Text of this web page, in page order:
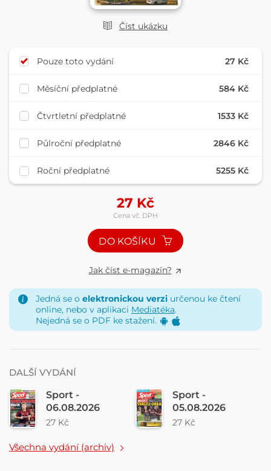
Číst ukázku
Pouze toto vydání 27 Kč
Měsíční předplatné 584 Kč
Čtvrtletní předplatné 1533 Kč
Půlroční předplatné 2846 Kč
Roční předplatné 5255 Kč
27 Kč
Cena vč. DPH
DO KOŠÍKU
Jak číst e-magazín?
Jedná se o elektronickou verzi určenou ke čtení
online, nebo v aplikaci Mediatéka.
Nejedná se o PDF ke stažení.
DALŠÍ VYDÁNÍ
Sport -
06.08.2026
27 Kč
Sport -
05.08.2026
27 Kč
Všechna vydání (archiv)